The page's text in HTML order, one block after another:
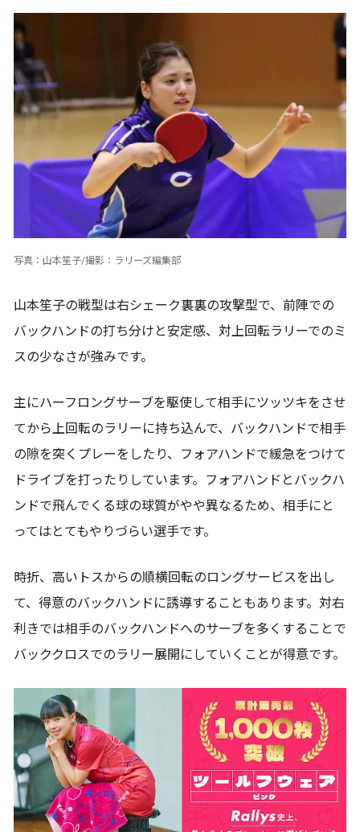
写真：山本笙子/撮影：ラリーズ編集部
山本笙子の戦型は右シェーク裏裏の攻撃型で、前陣での
バックハンドの打ち分けと安定感、対上回転ラリーでのミ
スの少なさが強みです。
主にハーフロングサーブを駆使して相手にツッツキをさせ
てから上回転のラリーに持ち込んで、バックハンドで相手
の隙を突くプレーをしたり、フォアハンドで緩急をつけて
ドライブを打ったりしています。フォアハンドとバックハ
ンドで飛んでくる球の球質がやや異なるため、相手にと
ってはとてもやりづらい選手です。
時折、高いトスからの順横回転のロングサービスを出し
て、得意のバックハンドに誘導することもあります。対右
利きでは相手のバックハンドへのサーブを多くすることで
バッククロスでのラリー展開にしていくことが得意です。